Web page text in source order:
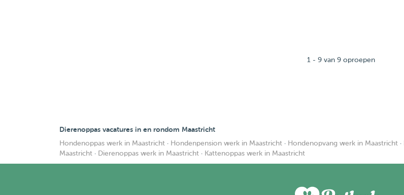
1 - 9 van 9 oproepen
Dierenoppas vacatures in en rondom Maastricht
Hondenoppas werk in Maastricht · Hondenpension werk in Maastricht · Hondenopvang werk in Maastricht ·
Maastricht · Dierenoppas werk in Maastricht · Kattenoppas werk in Maastricht